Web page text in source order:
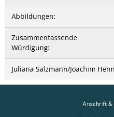
Abbildungen:
Zusammenfassende
Würdigung:
Juliana Salzmann/Joachim
Anschrift &